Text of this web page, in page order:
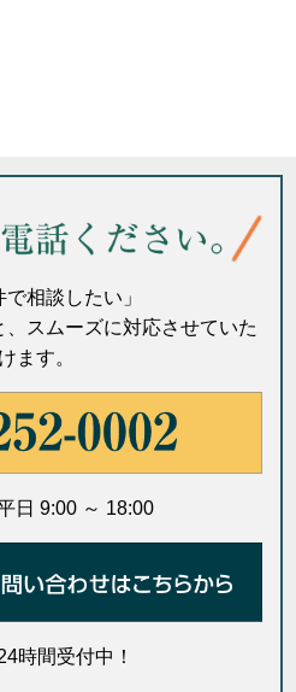
で相談したい」
スムーズに対応させていた
ます。
日 9:00 ～ 18:00
時間受付中！